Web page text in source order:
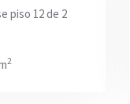
piso 12 de 2
2